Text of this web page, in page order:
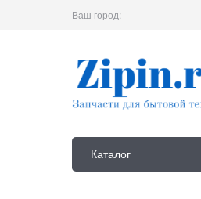
Ваш город:
Каталог